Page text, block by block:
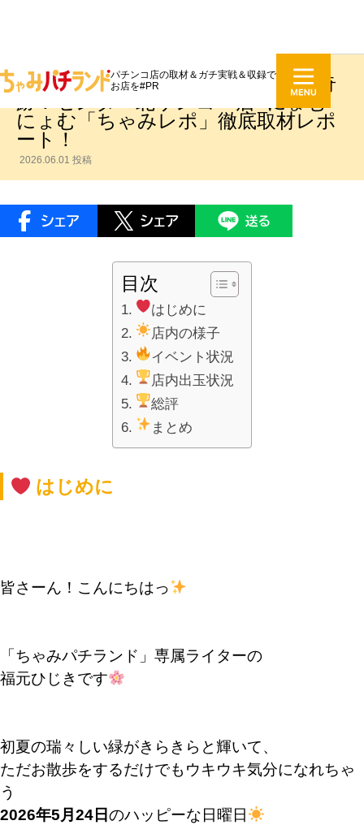
パチンコ店の取材＆ガチ実戦＆収録で
お店を#PR
ファン感最終日のアットホームな奇
跡！センター北サンコー店×にょむ
にょむ「ちゃみレポ」徹底取材レポ
ート！
2026.06.01 投稿
目次
はじめに
店内の様子
イベント状況
店内出玉状況
総評
まとめ
はじめに
皆さーん！こんにちはっ
「ちゃみパチランド」専属ライターの
福元ひじきです
初夏の瑞々しい緑がきらきらと輝いて、
ただお散歩をするだけでもウキウキ気分になれちゃ
う
2026年5月24日のハッピーな日曜日